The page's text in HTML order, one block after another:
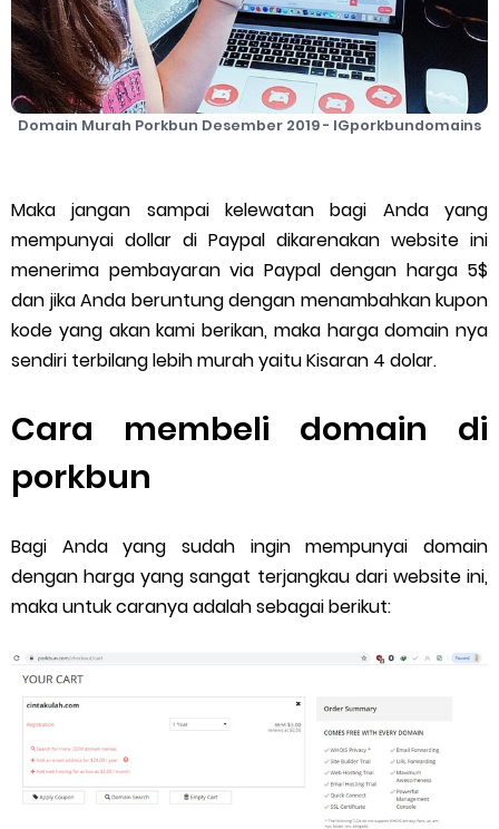
Friday, 7 August
Domain Murah Porkbun Desember 2019 - IGporkbundomains
Maka jangan sampai kelewatan bagi Anda yang
mempunyai dollar di Paypal dikarenakan website ini
menerima pembayaran via Paypal dengan harga 5$
dan jika Anda beruntung dengan menambahkan kupon
kode yang akan kami berikan, maka harga domain nya
sendiri terbilang lebih murah yaitu Kisaran 4 dolar.
Cara membeli domain di
porkbun
Bagi Anda yang sudah ingin mempunyai domain
dengan harga yang sangat terjangkau dari website ini,
maka untuk caranya adalah sebagai berikut: